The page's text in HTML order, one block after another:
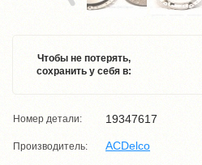
Чтобы не потерять,
сохранить у себя в:
Номер детали: 19347617
Производитель: ACDelco